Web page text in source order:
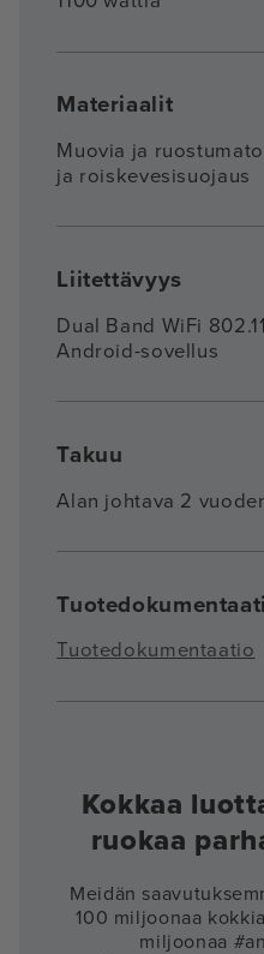
Materiaalit
Muovia ja
ja roiskevesisuojaus
Liitettävyys
Dual Band WiFi
Android-sovellus
Takuu
Alan johtava 2
Tuotedokumentaatio
Kokkaa
ruokaa
Meidän
100 miljoonaa
miljoonaa